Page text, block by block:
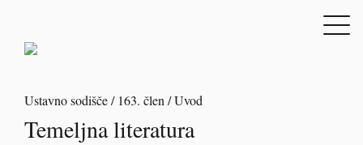
Ustavno sodišče / 163. člen / Uvod
Temeljna literatura